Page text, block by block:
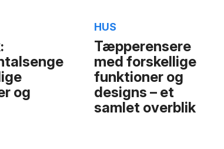
og
Tæpperensere
med forskellige
funktioner og
designs – et
samlet overblik
HUS